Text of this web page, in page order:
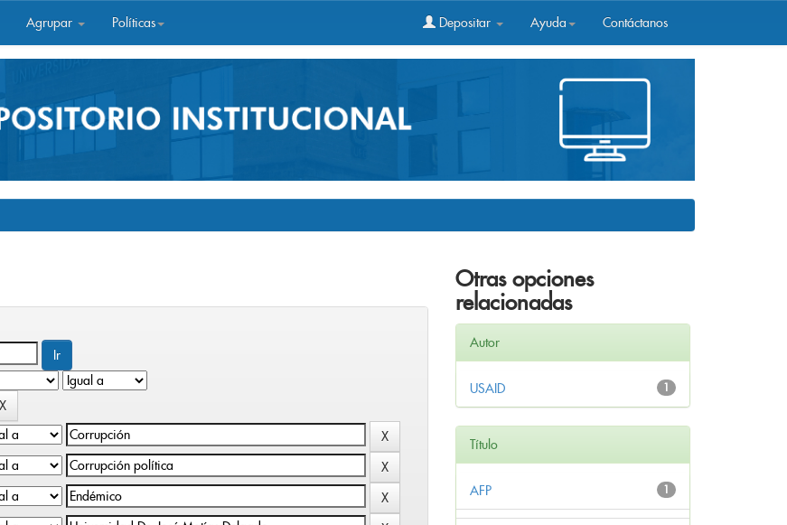
Agrupar Políticas Depositar Ayuda Contáctanos
Otras opciones
relacionadas
Autor
1
USAID
Título
1
AFP